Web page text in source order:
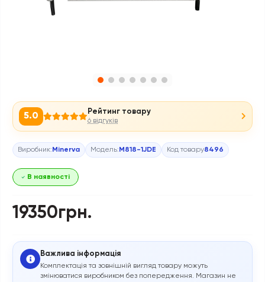
5.0 Рейтинг товару
6 відгуків
Виробник: Minerva Модель: M818-1JDE Код товару8496
В наявності
19350грн.
Важлива інформація
Комплектація та зовнішній вигляд товару можуть
змінюватися виробником без попередження. Магазин не